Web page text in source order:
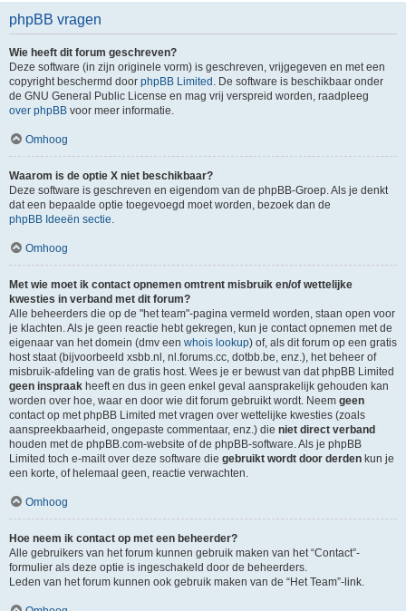
phpBB vragen
Wie heeft dit forum geschreven?
Deze software (in zijn originele vorm) is geschreven, vrijgegeven en met een
copyright beschermd door phpBB Limited . De software is beschikbaar onder
de GNU General Public License en mag vrij verspreid worden, raadpleeg
over phpBB voor meer informatie.
Omhoog
Waarom is de optie X niet beschikbaar?
Deze software is geschreven en eigendom van de phpBB-Groep. Als je denkt
dat een bepaalde optie toegevoegd moet worden, bezoek dan de
phpBB Ideeën sectie.
Omhoog
Met wie moet ik contact opnemen omtrent misbruik en/of wettelijke
kwesties in verband met dit forum?
Alle beheerders die op de "het team"-pagina vermeld worden, staan open voor
je klachten. Als je geen reactie hebt gekregen, kun je contact opnemen met de
eigenaar van het domein (dmv een whois lookup) of, als dit forum op een gratis
host staat (bijvoorbeeld xsbb.nl, nl.forums.cc, dotbb.be, enz.), het beheer of
misbruik-afdeling van de gratis host. Wees je er bewust van dat phpBB Limited
geen inspraak heeft en dus in geen enkel geval aansprakelijk gehouden kan
worden over hoe, waar en door wie dit forum gebruikt wordt. Neem geen
contact op met phpBB Limited met vragen over wettelijke kwesties (zoals
aanspreekbaarheid, ongepaste commentaar, enz.) die niet direct verband
houden met de phpBB.com-website of de phpBB-software. Als je phpBB
Limited toch e-mailt over deze software die gebruikt wordt door derden kun je
een korte, of helemaal geen, reactie verwachten.
Omhoog
Hoe neem ik contact op met een beheerder?
Alle gebruikers van het forum kunnen gebruik maken van het “Contact”-
formulier als deze optie is ingeschakeld door de beheerders.
Leden van het forum kunnen ook gebruik maken van de “Het Team”-link.